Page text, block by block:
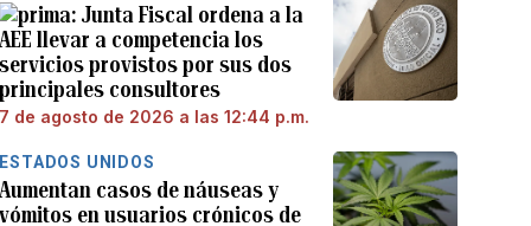
Junta Fiscal ordena a la
AEE llevar a competencia los
servicios provistos por sus dos
principales consultores
7 de agosto de 2026 a las 12:44 p.m.
ESTADOS UNIDOS
Aumentan casos de náuseas y
vómitos en usuarios crónicos de